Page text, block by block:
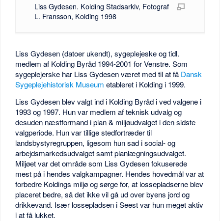
Liss Gydesen. Kolding Stadsarkiv, Fotograf
L. Fransson, Kolding 1998
Liss Gydesen (datoer ukendt), sygeplejeske og tidl.
medlem af Kolding Byråd 1994-2001 for Venstre. Som
sygeplejerske har Liss Gydesen været med til at få Dansk
Sygeplejehistorisk Museum etableret i Kolding i 1999.
Liss Gydesen blev valgt ind i Kolding Byråd i ved valgene i
1993 og 1997. Hun var medlem af teknisk udvalg og
desuden næstformand i plan & miljøudvalget i den sidste
valgperiode. Hun var tillige stedfortræder til
landsbystyregruppen, ligesom hun sad i social- og
arbejdsmarkedsudvalget samt planlægningsudvalget.
Miljøet var det område som Liss Gydesen fokuserede
mest på i hendes valgkampagner. Hendes hovedmål var at
forbedre Koldings miljø og sørge for, at lossepladserne blev
placeret bedre, så det ikke vil gå ud over byens jord og
drikkevand. Især lossepladsen i Seest var hun meget aktiv
i at få lukket.